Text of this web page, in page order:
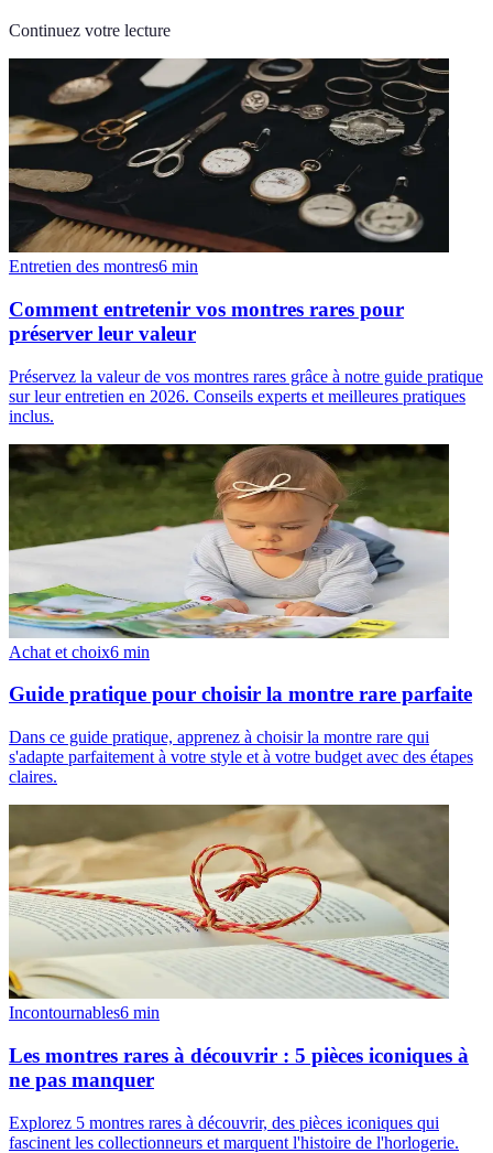
Continuez votre lecture
Entretien des montres6 min
Comment entretenir vos montres rares pour
préserver leur valeur
Préservez la valeur de vos montres rares grâce à notre guide pratique
sur leur entretien en 2026. Conseils experts et meilleures pratiques
inclus.
Achat et choix6 min
Guide pratique pour choisir la montre rare parfaite
Dans ce guide pratique, apprenez à choisir la montre rare qui
s'adapte parfaitement à votre style et à votre budget avec des étapes
claires.
Incontournables6 min
Les montres rares à découvrir : 5 pièces iconiques à
ne pas manquer
Explorez 5 montres rares à découvrir, des pièces iconiques qui
fascinent les collectionneurs et marquent l'histoire de l'horlogerie.